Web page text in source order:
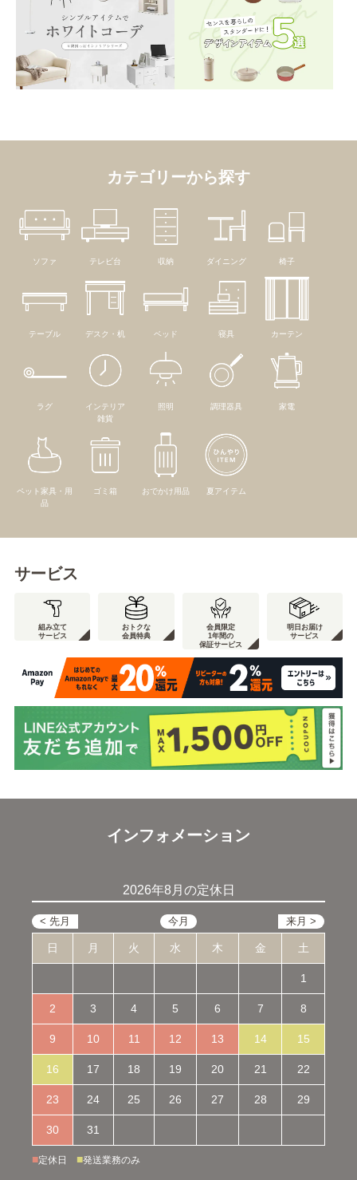
カテゴリーから探す
ソファ テレビ台 収納 ダイニング 椅子
テーブル デスク・机 ベッド 寝具 カーテン
ラグ
インテリア
雑貨
照明 調理器具 家電
ペット家具・用
品
ゴミ箱 おでかけ用品 夏アイテム
サービス
組み立て
サービス
おトクな
会員特典
会員限定
1年間の
保証サービス
明日お届け
サービス
インフォメーション
2026年8月の定休日
日 月 火 水 木 金 土
1
2 3 4 5 6 7 8
9 10 11 12 13 14 15
16 17 18 19 20 21 22
23 24 25 26 27 28 29
30 31
■定休日 ■発送業務のみ